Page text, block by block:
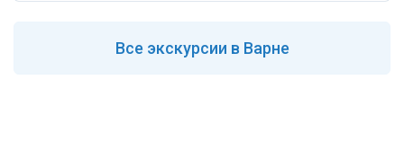
Все экскурсии в Варне